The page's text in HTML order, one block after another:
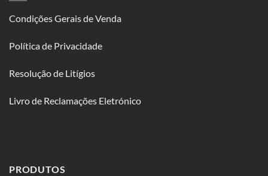
Condições Gerais de Venda
Política de Privacidade
Resolução de Litígios
Livro de Reclamações Eletrónico
PRODUTOS